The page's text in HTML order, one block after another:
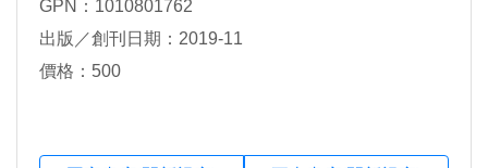
GPN：1010801762
出版／創刊日期：2019-11
價格：500